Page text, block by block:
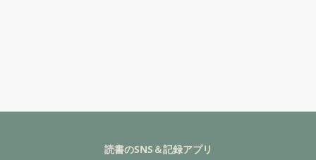
読書のSNS＆記録アプリ